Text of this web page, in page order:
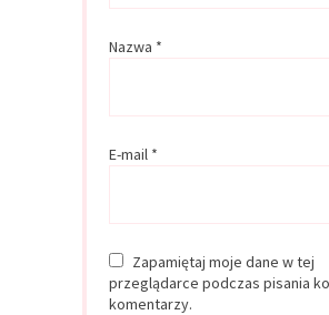
Nazwa *
E-mail *
Zapamiętaj moje dane w tej
przeglądarce podczas pisania
komentarzy.